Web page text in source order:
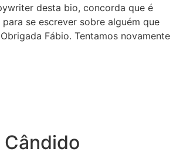
desta bio, concorda que é
se escrever sobre alguém que
Fábio. Tentamos novamente
Cândido